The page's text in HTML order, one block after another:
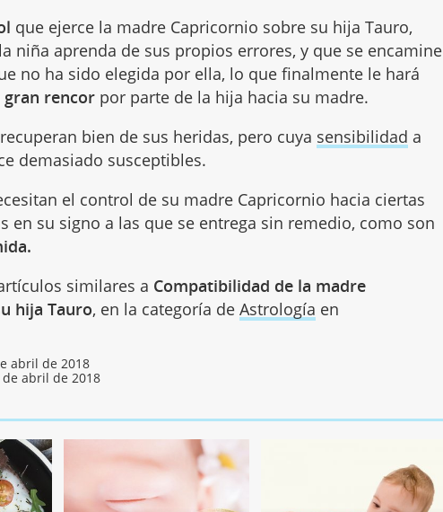
que ejerce la madre Capricornio sobre su hija Tauro,
niña aprenda de sus propios errores, y que se encamine
no ha sido elegida por ella, lo que finalmente le hará
gran rencor por parte de la hija hacia su madre.
bien de sus heridas, pero cuya sensibilidad a
demasiado susceptibles.
el control de su madre Capricornio hacia ciertas
en su signo a las que se entrega sin remedio, como son
similares a Compatibilidad de la madre
hija Tauro, en la categoría deAstrología en
abril de 2018
de abril de 2018